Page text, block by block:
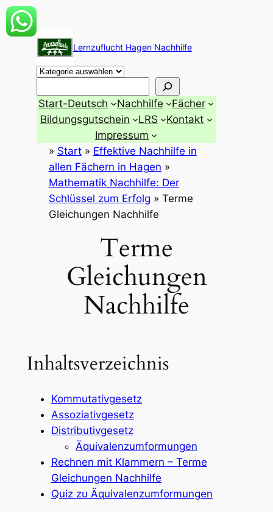
Zum
Inhalt
springen
Lernzuflucht Hagen Nachhilfe
Start-Deutsch Nachhilfe
Fächer
Bildungsgutschein
LRS
Kontakt
Impressum
» Start» Effektive Nachhilfe in
allen Fächern in Hagen »
Mathematik Nachhilfe: Der
Schlüssel zum Erfolg » Terme
Gleichungen Nachhilfe
Terme
Gleichungen
Nachhilfe
Inhaltsverzeichnis
Kommutativgesetz
Assoziativgesetz
Distributivgesetz
Äquivalenzumformungen
Rechnen mit Klammern – Terme
Gleichungen Nachhilfe
Quiz zu Äquivalenzumformungen